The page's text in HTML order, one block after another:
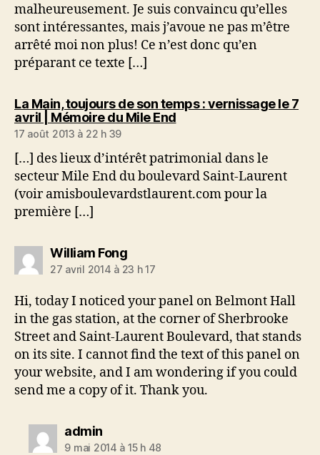
malheureusement. Je suis convaincu qu’elles
sont intéressantes, mais j’avoue ne pas m’être
arrêté moi non plus! Ce n’est donc qu’en
préparant ce texte […]
La Main, toujours de son temps : vernissage le 7
avril | Mémoire du Mile Enddit :
17 août 2013 à 22 h 39
[…] des lieux d’intérêt patrimonial dans le
secteur Mile End du boulevard Saint-Laurent
(voir amisboulevardstlaurent.com pour la
première […]
William Fongdit :
27 avril 2014 à 23 h 17
Hi, today I noticed your panel on Belmont Hall
in the gas station, at the corner of Sherbrooke
Street and Saint-Laurent Boulevard, that stands
on its site. I cannot find the text of this panel on
your website, and I am wondering if you could
send me a copy of it. Thank you.
admindit :
9 mai 2014 à 15 h 48